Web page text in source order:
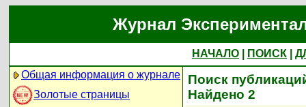
Журнал
НАЧАЛО ПОИСК
Общая информация о журнале
Золотые страницы
Поиск
Найдено 2